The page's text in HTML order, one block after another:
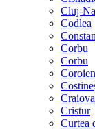
Cluj-
Codlea
Corbu
Corbu
Craiova
Cristur
Curtea